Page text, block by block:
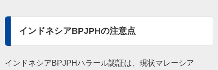
インドネシアBPJPHの注意点
インドネシアBPJPHハラール認証は、現状マレーシア